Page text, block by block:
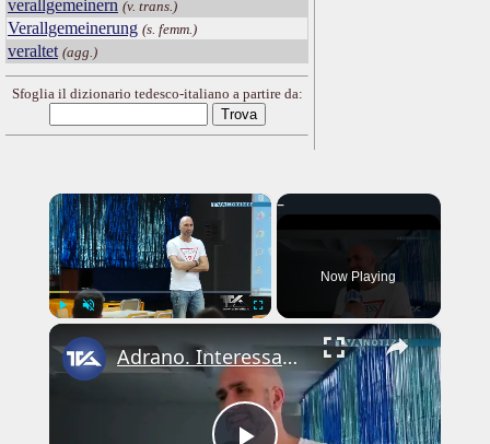
verallgemeinern (v. trans.)
Verallgemeinerung (s. femm.)
veraltet (agg.)
Sfoglia il dizionario tedesco-italiano a partire da:
×
Now Playing
×
Adrano. Interessante incontro al liceo “Verga” con il prof. Fabio Gamberini. Studenti del Linguistic